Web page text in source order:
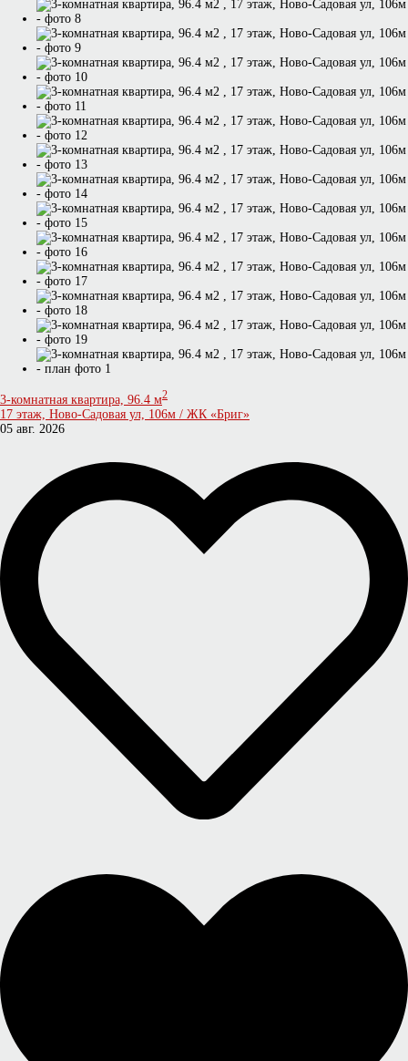
3-комнатная квартира, 96.4 м2
17 этаж, Ново-Садовая ул, 106м / ЖК «Бриг»
05 авг. 2026